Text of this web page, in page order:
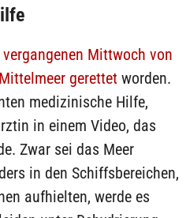
vergangenen Mittwoch von
gerettetworden.
medizinische Hilfe,
in einem Video, das
Zwar sei das Meer
in den Schiffsbereichen,
aufhielten, werde es